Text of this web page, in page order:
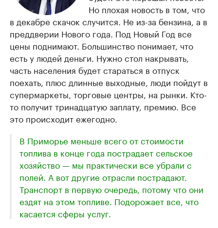
Но плохая новость в том, что
в декабре скачок случится. Не из-за бензина, а в
преддверии Нового года. Под Новый Год все
цены поднимают. Большинство понимает, что
есть у людей деньги. Нужно стол накрывать,
часть населения будет стараться в отпуск
поехать, плюс длинные выходные, люди пойдут в
супермаркеты, торговые центры, на рынки. Кто-
то получит тринадцатую заплату, премию. Все
это происходит ежегодно.
В Приморье меньше всего от стоимости
топлива в конце года пострадает сельское
хозяйство — мы практически все убрали с
полей. А вот другие отрасли пострадают.
Транспорт в первую очередь, потому что они
ездят на этом топливе. Подорожает все, что
касается сферы услуг.